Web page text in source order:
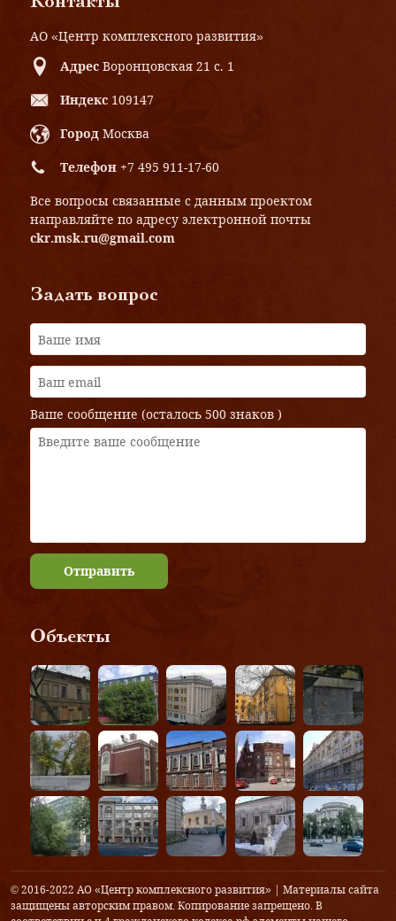
АО «Центр комплексного развития»
Адрес Воронцовская 21 с. 1
Индекс 109147
Город Москва
Телефон +7 495 911-17-60
Все вопросы связанные с данным проектом
направляйте по адресу электронной почты
ckr.msk.ru@gmail.com
Задать вопрос
Ваше сообщение (осталось 500 знаков )
Отправить
Объекты
© 2016-2022 АО «Центр комплексного развития» | Материалы сайта
защищены авторским правом. Копирование запрещено. В